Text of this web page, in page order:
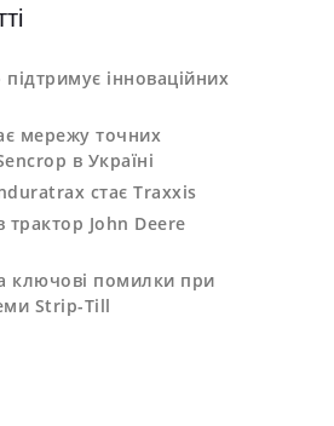
інноваційних
мережу точних
в Україні
стає Traxxis
трактор John Deere
ключові помилки при
Strip-Till